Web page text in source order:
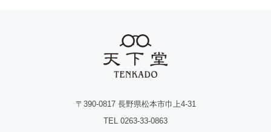
〒390-0817 長野県松本市巾上4-31
TEL 0263-33-0863